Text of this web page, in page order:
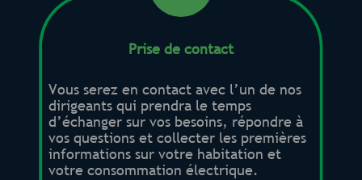
Prise de contact
Vous serez en contact avec l’un de nos
dirigeants qui prendra le temps
d’échanger sur vos besoins, répondre à
vos questions et collecter les premières
informations sur votre habitation et
votre consommation électrique.